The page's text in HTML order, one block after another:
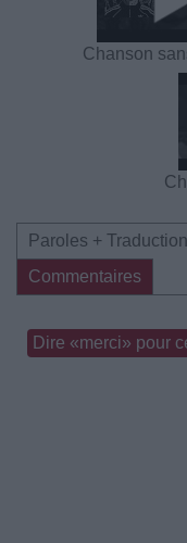
Chanson
Paroles + Traduction
Commentaires
Dire «merci» pour